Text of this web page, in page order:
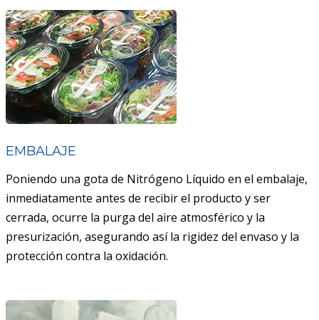
EMBALAJE
Poniendo una gota de Nitrógeno Líquido en el embalaje,
inmediatamente antes de recibir el producto y ser
cerrada, ocurre la purga del aire atmosférico y la
presurización, asegurando así la rigidez del envaso y la
protección contra la oxidación.